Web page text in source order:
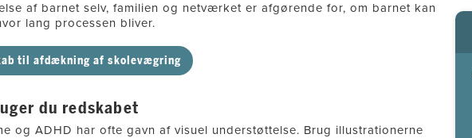
af barnet selv, familien og netværket er afgørende for, om barnet kan
lang processen bliver.
til afdækning af skolevægring
du redskabet
og ADHD har ofte gavn af visuel understøttelse. Brug illustrationerne